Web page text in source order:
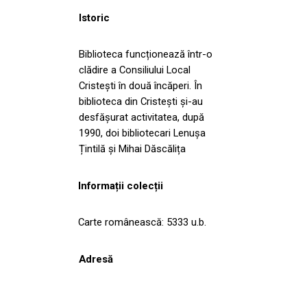
Istoric
Biblioteca funcționează într-o
clădire a Consiliului Local
Cristești în două încăperi. În
biblioteca din Cristești și-au
desfășurat activitatea, după
1990, doi bibliotecari Lenușa
Țintilă și Mihai Dăscălița
Informații colecții
Carte românească: 5333 u.b.
Adresă